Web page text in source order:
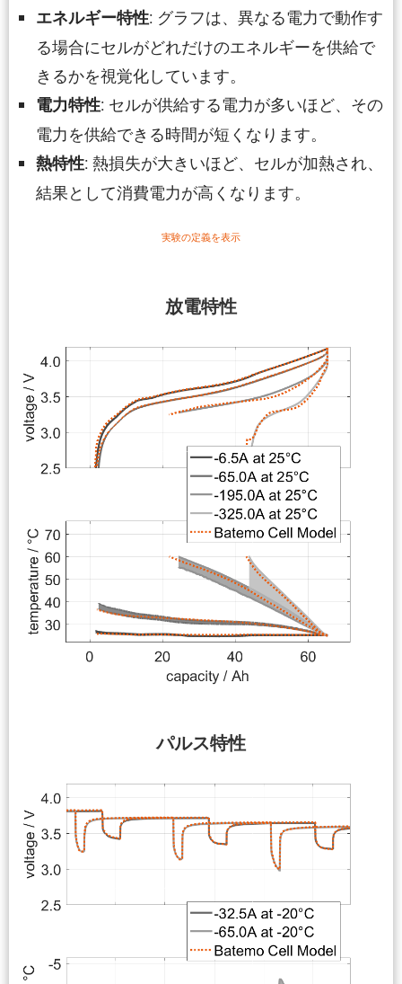
放電特性
エネルギー特性: グラフは、異なる電力で動作す
る場合にセルがどれだけのエネルギーを供給で
きるかを視覚化しています。
電力特性: セルが供給する電力が多いほど、その
電力を供給できる時間が短くなります。
熱特性: 熱損失が大きいほど、セルが加熱され、
結果として消費電力が高くなります。
パルス特性
実験の定義を表示